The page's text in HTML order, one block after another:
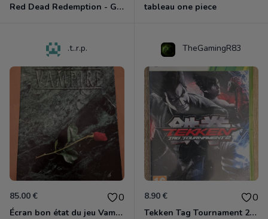
Red Dead Redemption - Game Of The Year Xbox 360 tableau one piece
.t..r.p.
85.00 € 0
Écran bon état du jeu Vampire et livre de règles « la mascarade » état d’usage
TheGamingR83
8.90 € 0
Tekken Tag Tournament 2 Xbox 360